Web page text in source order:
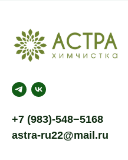
+7 (983)-548−5168
astra-ru22@mail.ru